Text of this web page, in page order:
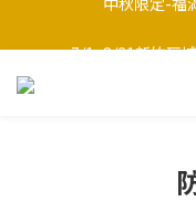
7/1~8/31新竹巨
中秋限定禮